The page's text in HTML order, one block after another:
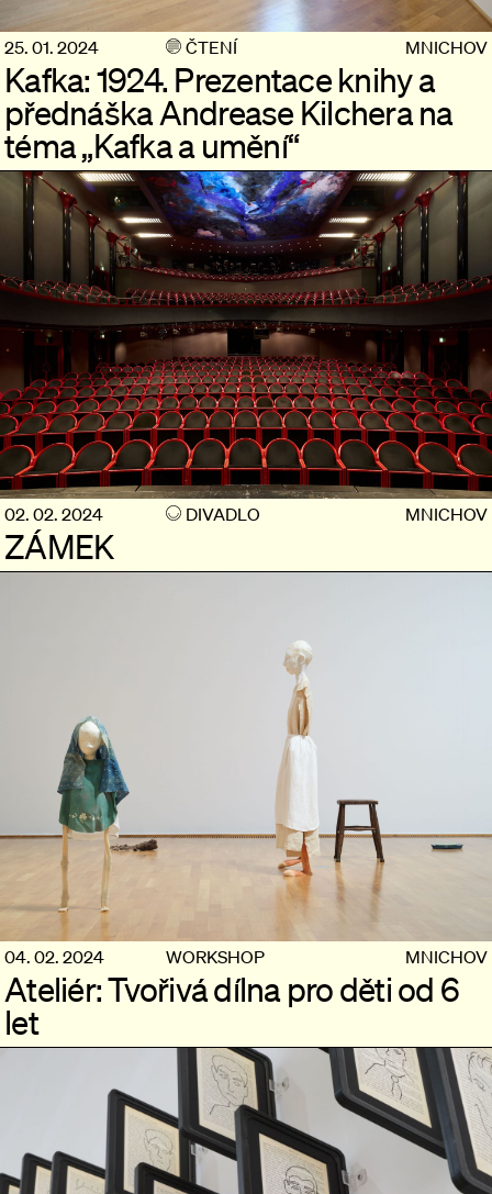
25. 01. 2024 ČTENÍ MNICHOV
Kafka: 1924. Prezentace knihy a
přednáška Andrease Kilchera na
téma „Kafka a umění“
02. 02. 2024 DIVADLO MNICHOV
ZÁMEK
04. 02. 2024 WORKSHOP MNICHOV
Ateliér: Tvořivá dílna pro děti od 6
let